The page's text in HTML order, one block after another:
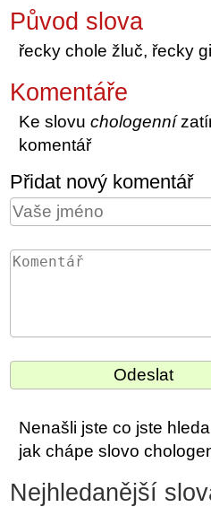
Původ slova
řecky chole žluč, řecky
Komentáře
Ke slovuchologenní
komentář
Přidat nový komentář
Nenašli jste co jste
jak chápe slovo
Nejhledanější